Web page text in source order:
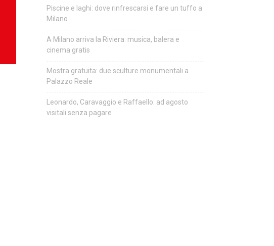
Piscine e laghi: dove rinfrescarsi e fare un tuffo a
Milano
A Milano arriva la Riviera: musica, balera e
cinema gratis
Mostra gratuita: due sculture monumentali a
Palazzo Reale
Leonardo, Caravaggio e Raffaello: ad agosto
visitali senza pagare